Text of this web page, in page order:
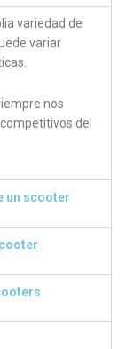
variedad de
variar
nos
del
un scooter